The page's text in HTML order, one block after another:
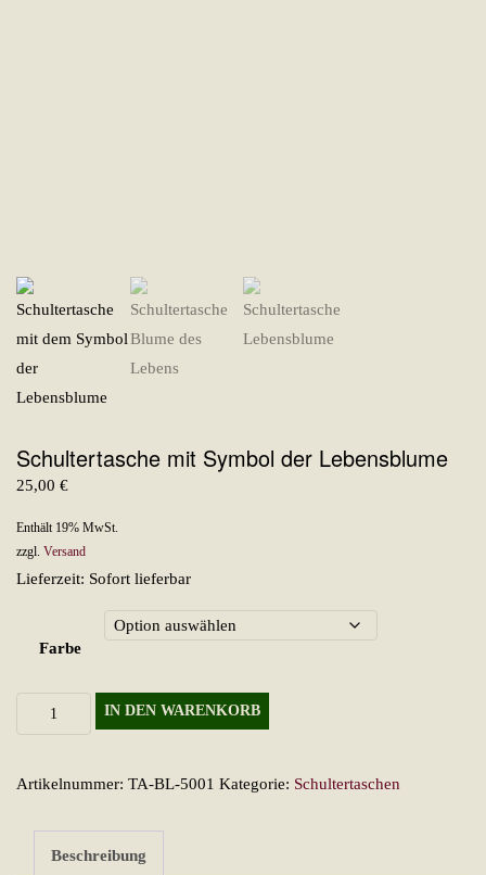
Schultertasche mit Symbol der Lebensblume
25,00€
Enthält 19% MwSt.
zzgl.Versand
Lieferzeit: Sofort lieferbar
Farbe
Schultertasche
der
Menge
IN DEN WARENKORB
Artikelnummer:TA-BL-5001 Kategorie: Schultertaschen
Beschreibung